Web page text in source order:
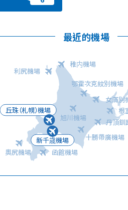
語言
最近的機場
新千歳機場
丘珠（札幌）機場
函館機場
奧尻機場
旭川機場
稚内機場
利尻機場
鄂霍次克紋別機場
女滿別
根
丹頂釧
十勝帶廣機場